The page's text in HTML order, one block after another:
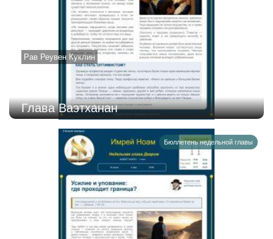
Рав Реувен Куклин
Глава Ваэтханан
Бюллетень недельной главы